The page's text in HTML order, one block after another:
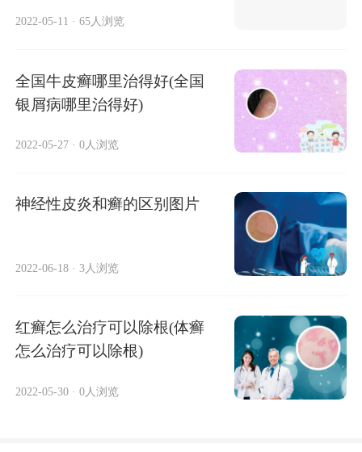
2022-05-11 · 65人浏览
全国牛皮癣哪里治得好(全国
银屑病哪里治得好)
2022-05-27 · 0人浏览
神经性皮炎和癣的区别图片
2022-06-18 · 3人浏览
红癣怎么治疗可以除根(体癣
怎么治疗可以除根)
2022-05-30 · 0人浏览